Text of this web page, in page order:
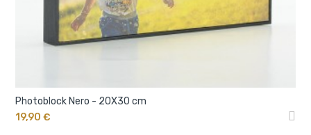
Photoblock Nero - 20X30 cm
19,90 €